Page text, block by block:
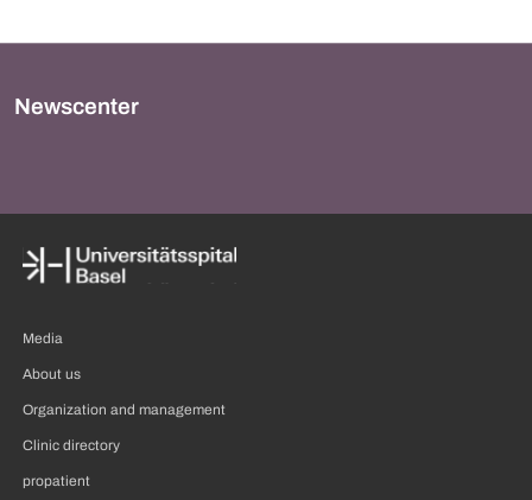
Newscenter
Media
About us
Organization and management
Clinic directory
propatient